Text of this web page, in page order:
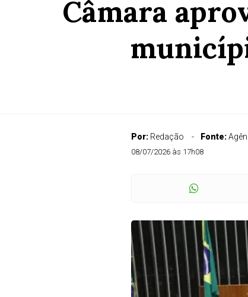
Câmara
Por: Redação Fonte:
08/07/2026 às 17h08